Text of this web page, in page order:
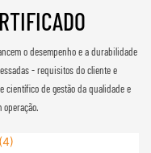
o desempenho e a durabilidade
- requisitos do cliente e
científico de gestão da qualidade e
operação.